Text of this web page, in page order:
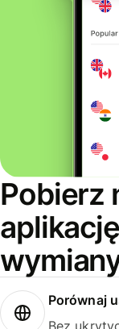
Pobierz
Porównaj